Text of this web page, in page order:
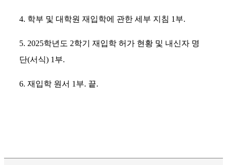
4. 학부 및 대학원 재입학에 관한 세부 지침 1 부.
5. 2025학년도 2학기 재입학 허가 현황 및 내신자 명
단(서식) 1 부.
6. 재입학 원서 1 부. 끝.